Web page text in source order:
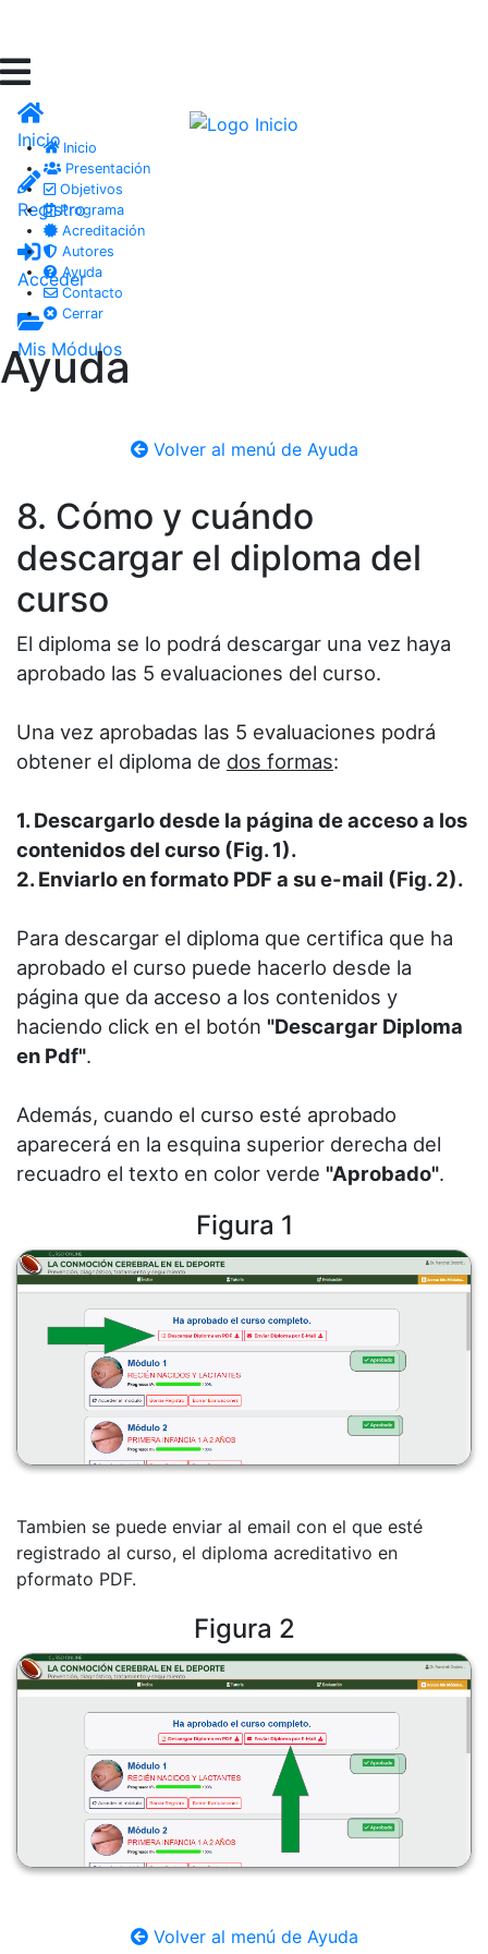
Inicio
Registro
Acceder
Mis Módulos
Inicio
Presentación
Objetivos
Programa
Acreditación
Autores
Ayuda
Contacto
Cerrar
Ayuda
Volver al menú de Ayuda
8. Cómo y cuándo
descargar el diploma del
curso
El diploma se lo podrá descargar una vez haya
aprobado las 5 evaluaciones del curso.
Una vez aprobadas las 5 evaluaciones podrá
obtener el diploma de dos formas:
1. Descargarlo desde la página de acceso a los
contenidos del curso (Fig. 1).
2. Enviarlo en formato PDF a su e-mail (Fig. 2).
Para descargar el diploma que certifica que ha
aprobado el curso puede hacerlo desde la
página que da acceso a los contenidos y
haciendo click en el botón "Descargar Diploma
en Pdf".
Además, cuando el curso esté aprobado
aparecerá en la esquina superior derecha del
recuadro el texto en color verde "Aprobado".
Figura 1
Tambien se puede enviar al email con el que esté
registrado al curso, el diploma acreditativo en
pformato PDF.
Figura 2
Volver al menú de Ayuda